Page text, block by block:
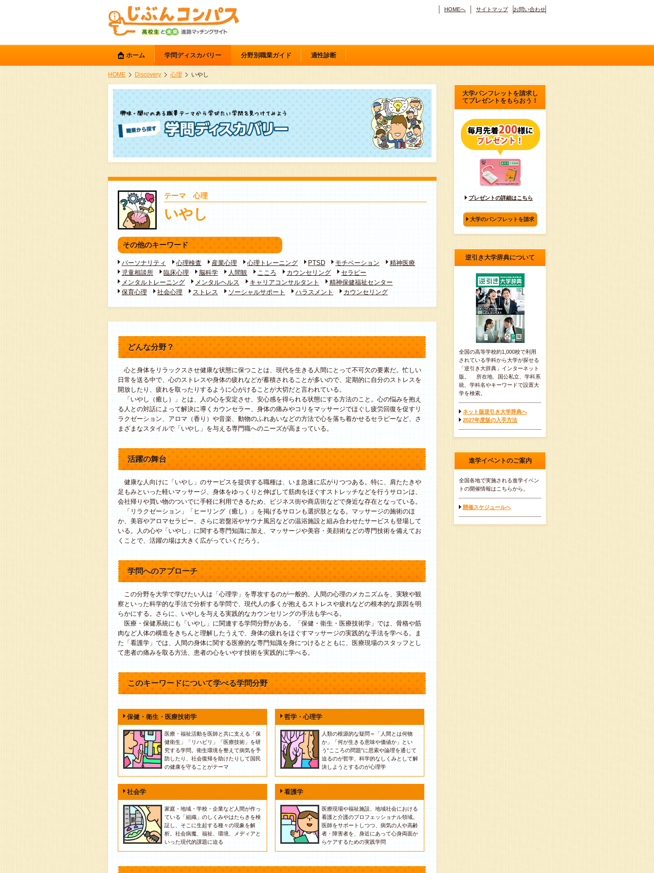
HOMEへ サイトマップ お問い合わせ
ホーム 学問ディスカバリー 分野別職業ガイド 適性診断
HOME Discovery 心理 いやし
テーマ 心理
いやし
その他のキーワード
パーソナリティ 心理検査 産業心理 心理トレーニング PTSD モチベーション
精神医療
児童相談所
臨床心理 脳科学 人間観 こころ カウンセリング
セラピー
メンタルトレーニング
メンタルヘルス キャリアコンサルタント
精神保健福祉センター
保育心理
社会心理 ストレス ソーシャルサポート ハラスメント カウンセリング
どんな分野？
心と身体をリラックスさせ健康な状態に保つことは、現代を生きる人間にとって不可欠の要素だ。忙しい
日常を送る中で、心のストレスや身体の疲れなどが蓄積されることが多いので、定期的に自分のストレスを
開放したり、疲れを取ったりするように心がけることが大切だと言われている。
「いやし（癒し）」とは、人の心を安定させ、安心感を得られる状態にする方法のこと。心の悩みを抱え
る人との対話によって解決に導くカウンセラー、身体の痛みやコリをマッサージでほぐし疲労回復を促すリ
ラクゼーション、アロマ（香り）や音楽、動物のふれあいなどの方法で心を落ち着かせるセラピーなど、さ
まざまなスタイルで「いやし」を与える専門職へのニーズが高まっている。
活躍の舞台
健康な人向けに「いやし」のサービスを提供する職種は、いま急速に広がりつつある。特に、肩たたきや
足もみといった軽いマッサージ、身体をゆっくりと伸ばして筋肉をほぐすストレッチなどを行うサロンは、
会社帰りや買い物のついでに手軽に利用できるため、ビジネス街や商店街などで身近な存在となっている。
「リラクゼーション」「ヒーリング（癒し）」を掲げるサロンも選択肢となる。マッサージの施術のほ
か、美容やアロマセラピー、さらに岩盤浴やサウナ風呂などの温浴施設と組み合わせたサービスも登場して
いる。人の心や「いやし」に関する専門知識に加え、マッサージや美容・美顔術などの専門技術を備えてお
くことで、活躍の場は大きく広がっていくだろう。
学問へのアプローチ
この分野を大学で学びたい人は「心理学」を専攻するのが一般的。人間の心理のメカニズムを、実験や観
察といった科学的な手法で分析する学問で、現代人の多くが抱えるストレスや疲れなどの根本的な原因を明
らかにする。さらに、いやしを与える実践的なカウンセリングの手法も学べる。
医療・保健系統にも「いやし」に関連する学問分野がある。「保健・衛生・医療技術学」では、骨格や筋
肉など人体の構造をきちんと理解したうえで、身体の疲れをほぐすマッサージの実践的な手法を学べる。ま
た「看護学」では、人間の身体に関する医療的な専門知識を身につけるとともに、医療現場のスタッフとし
て患者の痛みを取る方法、患者の心をいやす技術を実践的に学べる。
このキーワードについて学べる学問分野
保健・衛生・医療技術学
医療・福祉活動を医師と共に支える「保
健衛生」「リハビリ」「医療技術」を研
究する学問。衛生環境を整えて病気を予
防したり、社会復帰を助けたりして国民
の健康を守ることがテーマ
哲学・心理学
人類の根源的な疑問＝「人間とは何物
か」「何が生きる意味や価値か」とい
う“こころの問題”に思索や論理を通じて
迫るのが哲学、科学的なしくみとして解
決しようとするのが心理学
社会学
家庭・地域・学校・企業など人間が作っ
ている「組織」のしくみやはたらきを検
証し、そこに生起する種々の現象を解
析。社会病魔、福祉、環境、メディアと
いった現代的課題に迫る
看護学
医療現場や福祉施設、地域社会における
看護と介護のプロフェッショナル領域。
医師をサポートしつつ、病気の人や高齢
者・障害者を、身近にあって心身両面か
らケアするための実践学問
大学パンフレットを請求し
てプレゼントをもらおう！
プレゼントの詳細はこちら
大学のパンフレットを請求
逆引き大学辞典について
全国の高等学校約1,000校で利用
されている学科から大学が探せる
「逆引き大辞典」インターネット
版。 所在地、国公私立、学科系
統、学科名やキーワードで設置大
学を検索。
ネット版逆引き大学辞典へ
2027年度版の入手方法
進学イベントのご案内
全国各地で実施される進学イベン
トの開催情報はこちらから。
開催スケジュールへ